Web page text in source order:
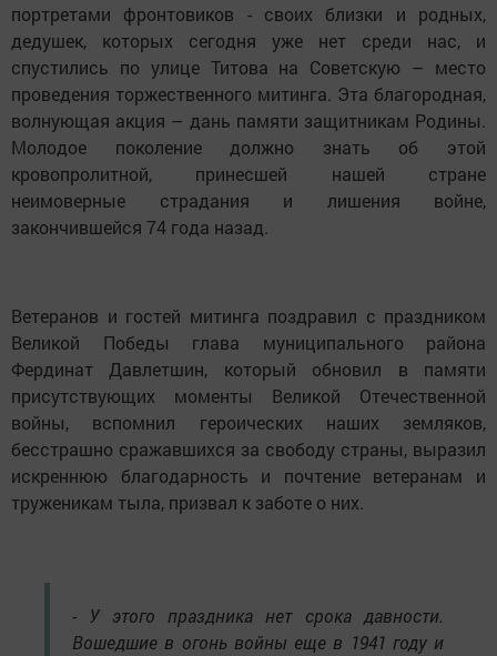
портретами фронтовиков - своих близки и родных,
дедушек, которых сегодня уже нет среди нас, и
спустились по улице Титова на Советскую – место
проведения торжественного митинга. Эта благородная,
волнующая акция – дань памяти защитникам Родины.
Молодое поколение должно знать об этой
кровопролитной, принесшей нашей стране
неимоверные страдания и лишения войне,
закончившейся 74 года назад.
Ветеранов и гостей митинга поздравил с праздником
Великой Победы глава муниципального района
Фердинат Давлетшин, который обновил в памяти
присутствующих моменты Великой Отечественной
войны, вспомнил героических наших земляков,
бесстрашно сражавшихся за свободу страны, выразил
искреннюю благодарность и почтение ветеранам и
труженикам тыла, призвал к заботе о них.
- У этого праздника нет срока давности.
Вошедшие в огонь войны еще в 1941 году и